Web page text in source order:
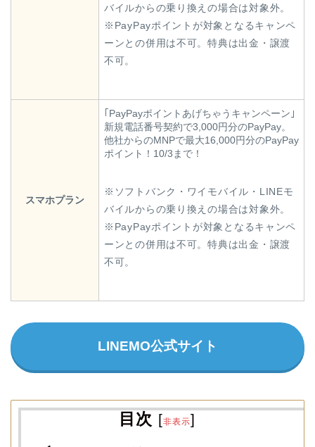
バイルからの乗り換えの場合は対象外。
※PayPayポイントが対象となるキャンペ
ーンとの併用は不可。特典は出金・譲渡
不可。
スマホプラン
｢PayPayポイントあげちゃうキャンペーン｣
新規電話番号契約で3,000円分のPayPay。
他社からのMNPで最大16,000円分のPayPay
ポイント！10/3まで！
※ソフトバンク・ワイモバイル・LINEモ
バイルからの乗り換えの場合は対象外。
※PayPayポイントが対象となるキャンペ
ーンとの併用は不可。特典は出金・譲渡
不可。
LINEMO公式サイト
目次 [非表示]